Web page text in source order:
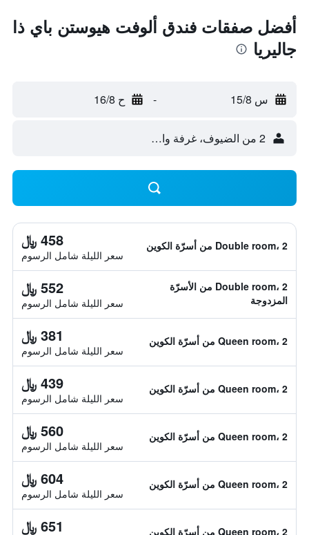
أفضل صفقات فندق ألوفت هيوستن باي ذا
جاليريا
س 15/8 - ح 16/8
2 من الضيوف، غرفة واحدة
Double room، 2 من أسرّة الكوين 458 ﷼
سعر الليلة شامل الرسوم
Double room، 2 من الأسرّة
المزدوجة
552 ﷼
سعر الليلة شامل الرسوم
Queen room، 2 من أسرّة الكوين 381 ﷼
سعر الليلة شامل الرسوم
Queen room، 2 من أسرّة الكوين 439 ﷼
سعر الليلة شامل الرسوم
Queen room، 2 من أسرّة الكوين 560 ﷼
سعر الليلة شامل الرسوم
Queen room، 2 من أسرّة الكوين 604 ﷼
سعر الليلة شامل الرسوم
Queen room، 2 من أسرّة الكوين 651 ﷼